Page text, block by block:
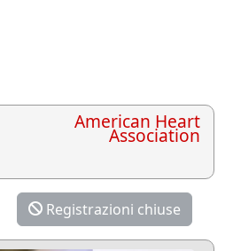
American Heart
Association
Registrazioni chiuse